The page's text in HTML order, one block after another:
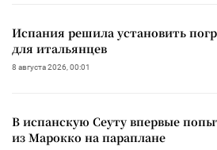
Испания решила установить
для итальянцев
8 августа 2026, 00:01
В испанскую Сеуту впервые
из Марокко на параплане